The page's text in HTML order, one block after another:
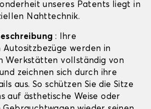
unseres Patents liegt in
Nahttechnik.
: Ihre
werden in
Werkstätten vollständig von
zeichnen sich durch ihre
aus. So schützen Sie die Sitze
auf ästhetische Weise oder